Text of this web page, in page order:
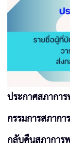
ประกาศสภากา
กรรมการสภาก
กลับคืนสภาการ